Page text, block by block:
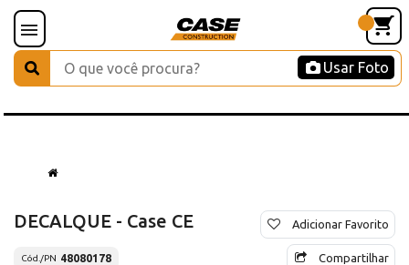
Usar Foto
DECALQUE - Case CE
Cód./PN 48080178
Adicionar Favorito
Compartilhar